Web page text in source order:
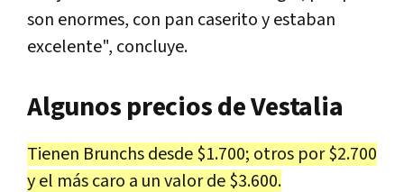
son enormes, con pan caserito y estaban
excelente", concluye.
Algunos precios de Vestalia
Tienen Brunchs desde $1.700; otros por $2.700
y el más caro a un valor de $3.600.